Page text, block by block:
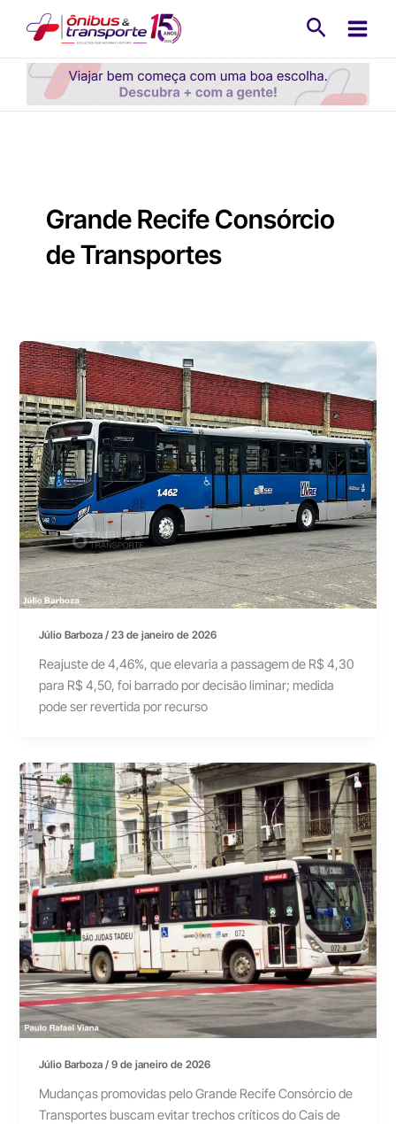
conteúdo
Grande Recife Consórcio
de Transportes
Júlio Barboza/23 de janeiro de 2026
Reajuste de 4,46%, que elevaria a passagem de R$ 4,30
para R$ 4,50, foi barrado por decisão liminar; medida
pode ser revertida por recurso
Júlio Barboza/9 de janeiro de 2026
Mudanças promovidas pelo Grande Recife Consórcio de
Transportes buscam evitar trechos críticos do Cais de